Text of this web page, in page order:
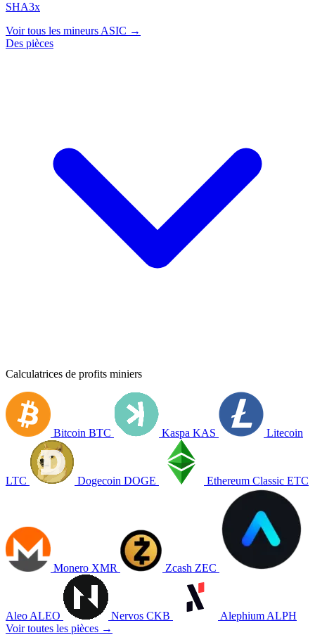
SHA3x
Voir tous les mineurs ASIC →
Des pièces
Calculatrices de profits miniers
Bitcoin BTC Kaspa KAS Litecoin
LTC Dogecoin DOGE Ethereum Classic ETC
Monero XMR Zcash ZEC
Aleo ALEO Nervos CKB Alephium ALPH
Voir toutes les pièces →